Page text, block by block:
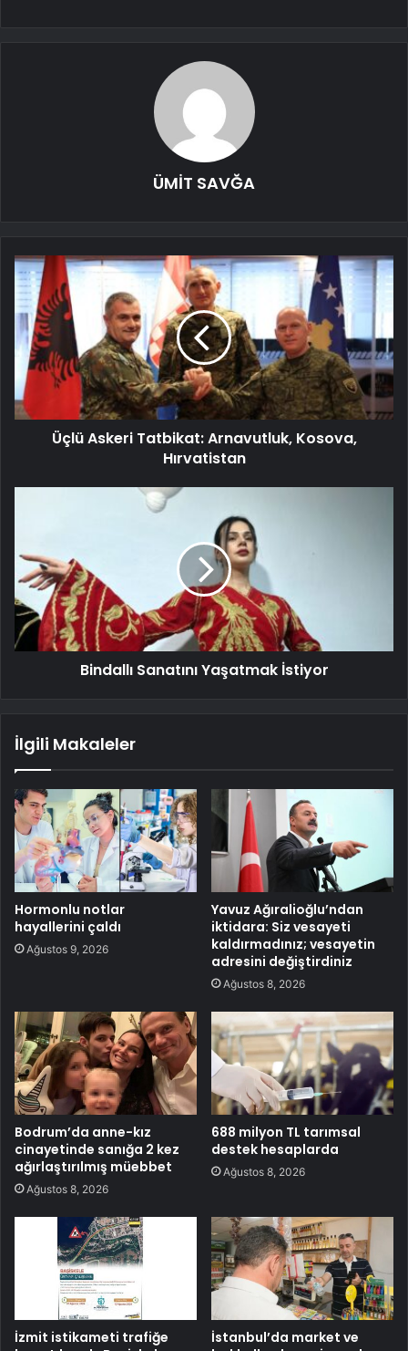
ÜMİT SAVĞA
Üçlü Askeri Tatbikat: Arnavutluk, Kosova,
Hırvatistan
Bindallı Sanatını Yaşatmak İstiyor
İlgili Makaleler
Hormonlu notlar
hayallerini çaldı
Ağustos 9, 2026
Yavuz Ağıralioğlu’ndan
iktidara: Siz vesayeti
kaldırmadınız; vesayetin
adresini değiştirdiniz
Ağustos 8, 2026
Bodrum’da anne-kız
cinayetinde sanığa 2 kez
ağırlaştırılmış müebbet
Ağustos 8, 2026
688 milyon TL tarımsal
destek hesaplarda
Ağustos 8, 2026
İzmit istikameti trafiğe
İstanbul’da market ve